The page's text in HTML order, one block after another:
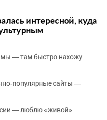
интересной, куда
— там быстро нахожу
сайты —
— люблю «живой»